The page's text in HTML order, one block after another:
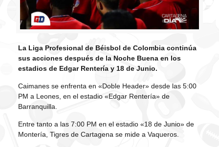
La Liga Profesional de Béisbol de Colombia continúa
sus acciones después de la Noche Buena en los
estadios de Edgar Rentería y 18 de Junio.
Caimanes se enfrenta en «Doble Header» desde las 5:00
PM a Leones, en el estadio «Edgar Rentería» de
Barranquilla.
Entre tanto a las 7:00 PM en el estadio «18 de Junio» de
Montería, Tigres de Cartagena se mide a Vaqueros.